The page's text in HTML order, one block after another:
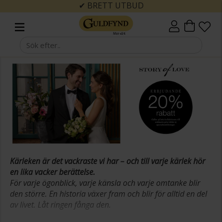
✔ BRETT UTBUD
Kärleken är det vackraste vi har – och till varje kärlek hör
en lika vacker berättelse.
För varje ögonblick, varje känsla och varje omtanke blir
den större. En historia växer fram och blir för alltid en del
av livet. Låt ringen fånga den.